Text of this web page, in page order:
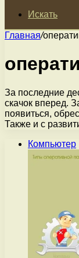
Искать
Главная/
За последние
скачок вперед.
появиться,
Также и с
Компьютер